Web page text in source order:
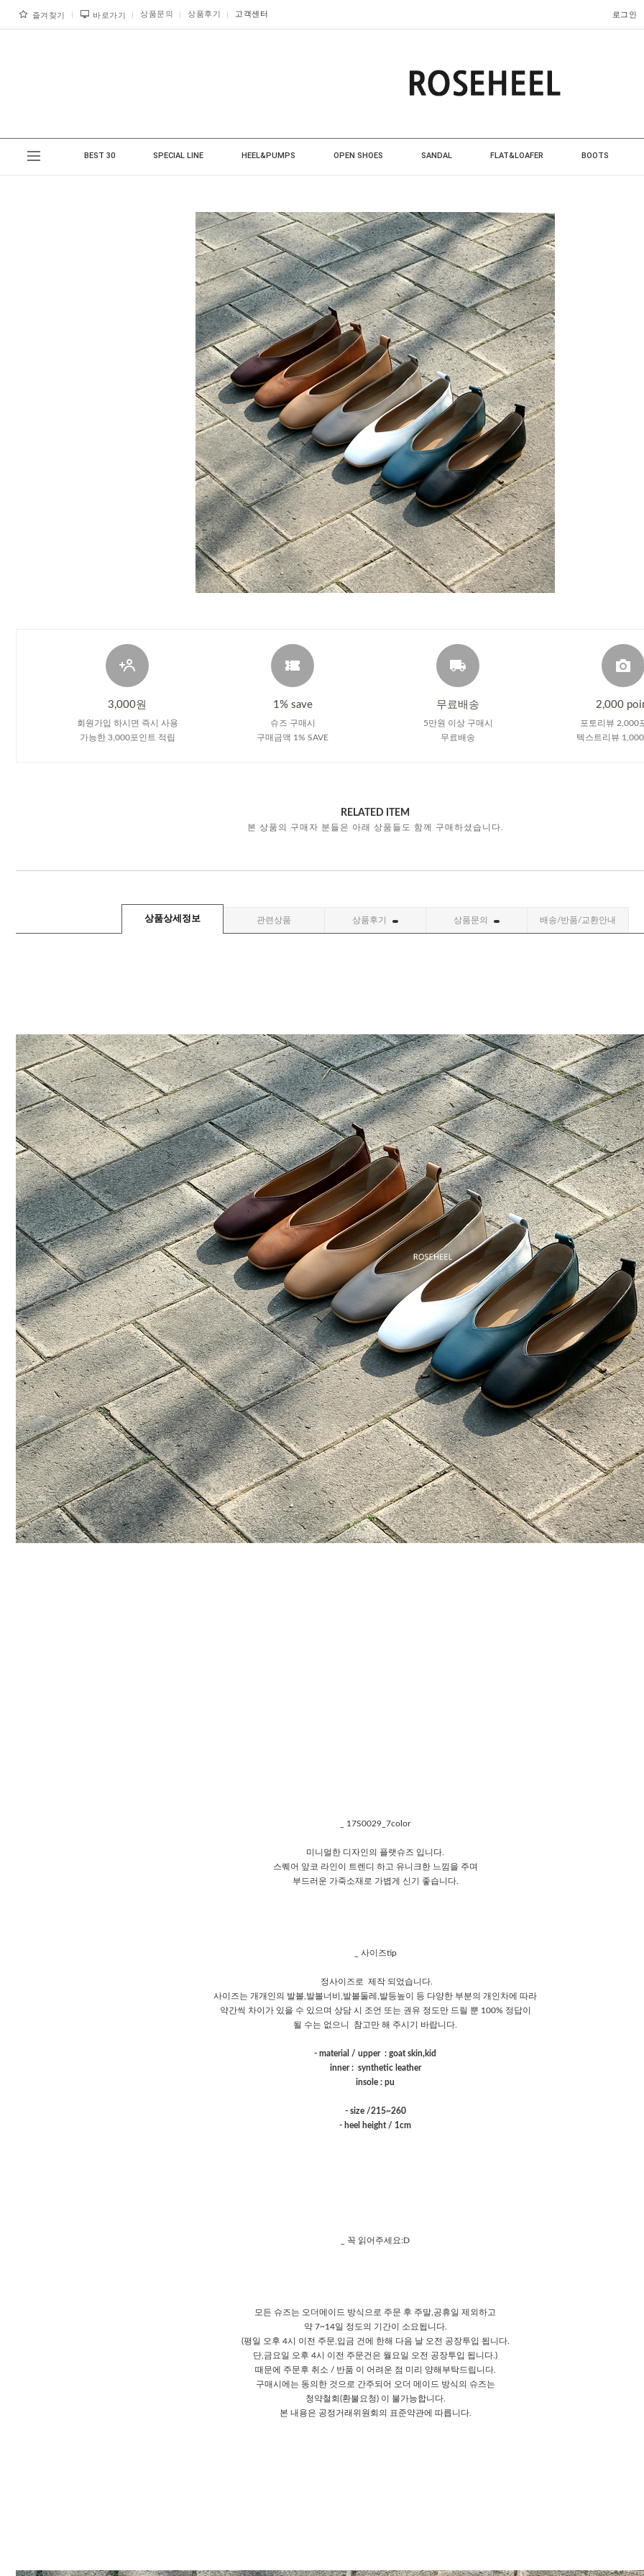
즐겨찾기 바로가기 상품문의 상품후기 고객센터 로그인
BEST 30 SPECIAL LINE HEEL&PUMPS OPEN SHOES SANDAL FLAT&LOAFER BOOTS
3,000원
회원가입 하시면 즉시 사용
가능한 3,000포인트 적립
1% save
슈즈 구매시
구매금액 1% SAVE
무료배송
5만원 이상 구매시
무료배송
2,000
포토리뷰 2,000
텍스트리뷰
RELATED ITEM
본 상품의 구매자 분들은 아래 상품들도 함께 구매하셨습니다.
상품상세정보 관련상품 상품후기 상품문의 배송/반품/교환안내
_ 17S0029_7color
미니멀한 디자인의 플랫슈즈 입니다.
스퀘어 앞코 라인이 트렌디 하고 유니크한 느낌을 주며
부드러운 가죽소재로 가볍게 신기 좋습니다.
_ 사이즈tip
정사이즈로 제작 되었습니다.
사이즈는 개개인의 발볼,발볼너비,발볼둘레,발등높이 등 다양한 부분의 개인차에 따라
약간씩 차이가 있을 수 있으며 상담 시 조언 또는 권유 정도만 드릴 뿐 100% 정답이
될 수는 없으니 참고만 해 주시기 바랍니다.
- material / upper : goat skin,kid
inner : synthetic leather
insole : pu
- size /215~260
- heel height / 1cm
_ 꼭 읽어주세요:D
모든 슈즈는 오더메이드 방식으로 주문 후 주말,공휴일 제외하고
약 7~14일 정도의 기간이 소요됩니다.
(평일 오후 4시 이전 주문,입금 건에 한해 다음 날 오전 공장투입 됩니다.
단,금요일 오후 4시 이전 주문건은 월요일 오전 공장투입 됩니다.)
때문에 주문후 취소 / 반품 이 어려운 점 미리 양해부탁드립니다.
구매시에는 동의한 것으로 간주되어 오더 메이드 방식의 슈즈는
청약철회(환불요청) 이 불가능합니다.
본 내용은 공정거래위원회의 표준약관에 따릅니다.